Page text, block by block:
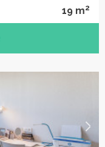
19 m2